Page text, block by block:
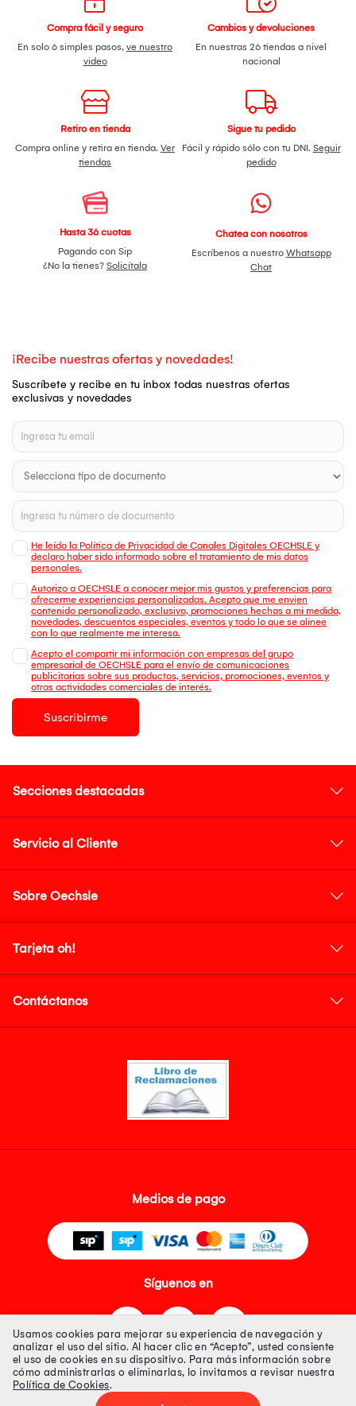
Compra fácil y seguro
En solo 6 simples pasos, ve nuestro
video
Cambios y devoluciones
En nuestras 26 tiendas a nivel
nacional
Retiro en tienda
Compra online y retira en tienda. Ver
tiendas
Sigue tu pedido
Fácil y rápido sólo con tu DNI. Seguir
pedido
Hasta 36 cuotas
Pagando con Sip
¿No la tienes? Solicítala
Chatea con nosotros
Escríbenos a nuestro Whatsapp
Chat
¡Recibe nuestras ofertas y novedades!
Suscríbete y recibe en tu inbox todas nuestras ofertas
exclusivas y novedades
He leído la Política de Privacidad de Canales Digitales OECHSLE y
declaro haber sido informado sobre el tratamiento de mis datos
personales.
Autorizo a OECHSLE a conocer mejor mis gustos y preferencias para
ofrecerme experiencias personalizadas. Acepto que me envien
contenido personalizado, exclusivo, promociones hechas a mi medida,
novedades, descuentos especiales, eventos y todo lo que se alinee
con lo que realmente me interesa.
Acepto el compartir mi información con empresas del grupo
empresarial de OECHSLE para el envío de comunicaciones
publicitarias sobre sus productos, servicios, promociones, eventos y
otras actividades comerciales de interés.
Suscribirme
Secciones destacadas
Servicio al Cliente
Sobre Oechsle
Tarjeta oh!
Contáctanos
Medios de pago
Síguenos en
Tienda 100% Segura
Usamos cookies para mejorar su experiencia de navegación y
analizar el uso del sitio. Al hacer clic en “Acepto”, usted consiente
el uso de cookies en su dispositivo. Para más información sobre
cómo administrarlas o eliminarlas, lo invitamos a revisar nuestra
Política de Cookies.